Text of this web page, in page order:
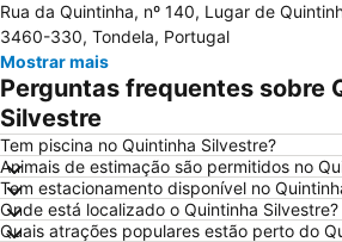
Serra do Caramulo
Baixa
Praia Fluvial da Peneda
Fluvial de Avô
Parque de
Cascata da Cabreia
Estação de Comboios de Coimbra A
Piscina
Praia Fluvial das Canaveias
Aldeia
Praia Fluvial do Reconquinho
Rua da Quintinha, nº 140, Lugar de
3460-330, Tondela, Portugal
Mostrar mais
Perguntas frequentes sobre
Silvestre
Tem piscina no Quintinha Silvestre?
Animais de estimação são permitidos no
Tem estacionamento disponível no
Onde está localizado o Quintinha Silvestre?
Quais atrações populares estão perto do